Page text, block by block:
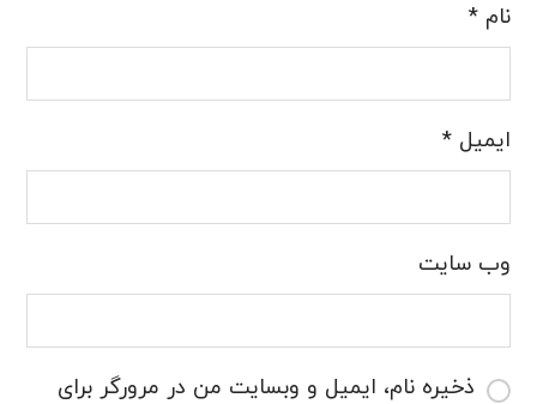
نام*
ایمیل*
وب‌ سایت
ذخیره نام، ایمیل و وبسایت من در مرورگر برای